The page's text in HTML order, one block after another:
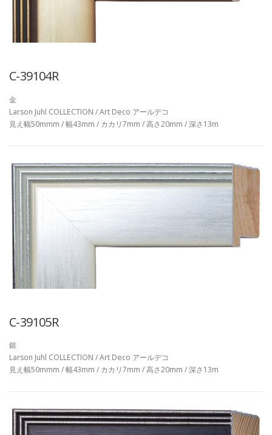
C-39104R
金
Larson Juhl COLLECTION / Art Deco アールデコ
見え幅50mmm / 幅43mm / カカリ7mm / 高さ20mm / 深さ13m
C-39105R
銀
Larson Juhl COLLECTION / Art Deco アールデコ
見え幅50mmm / 幅43mm / カカリ7mm / 高さ20mm / 深さ13m